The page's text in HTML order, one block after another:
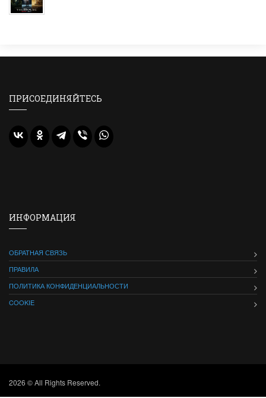
ПРИСОЕДИНЯЙТЕСЬ
ИНФОРМАЦИЯ
ОБРАТНАЯ СВЯЗЬ
ПРАВИЛА
ПОЛИТИКА КОНФИДЕНЦИАЛЬНОСТИ
COOKIE
2026 © All Rights Reserved.